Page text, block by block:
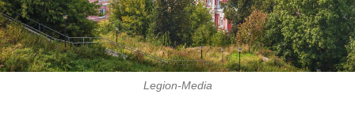
Legion-Media